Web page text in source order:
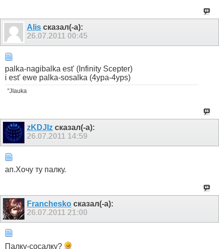
Alis сказал(-а):
26.07.2011 00:45
palka-nagibalka est' (Infinity Scepter)
i est' ewe palka-sosalka (4ypa-4yps)
"JIauka
zKDJIz сказал(-а):
26.07.2011 14:59
ап.Хочу ту палку.
Franchesko сказал(-а):
26.07.2011 21:00
Палку-сосалку?